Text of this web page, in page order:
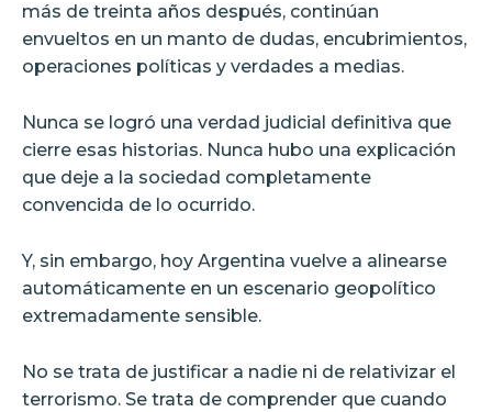
más de treinta años después, continúan
envueltos en un manto de dudas, encubrimientos,
operaciones políticas y verdades a medias.
Nunca se logró una verdad judicial definitiva que
cierre esas historias. Nunca hubo una explicación
que deje a la sociedad completamente
convencida de lo ocurrido.
Y, sin embargo, hoy Argentina vuelve a alinearse
automáticamente en un escenario geopolítico
extremadamente sensible.
No se trata de justificar a nadie ni de relativizar el
terrorismo. Se trata de comprender que cuando